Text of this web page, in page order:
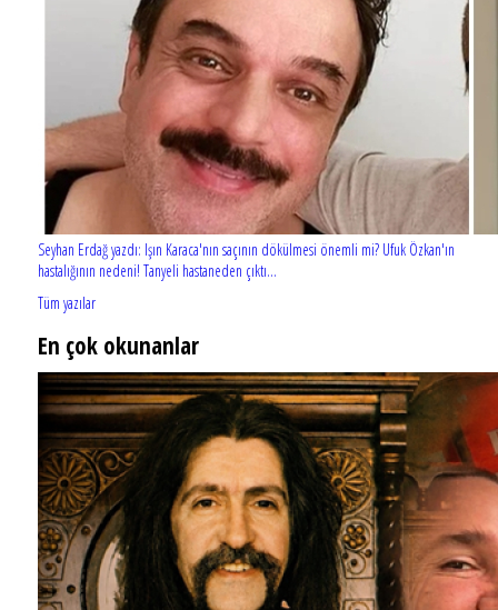
Seyhan Erdağ yazdı: Işın Karaca'nın saçının dökülmesi önemli mi? Ufuk Özkan'ın
hastalığının nedeni! Tanyeli hastaneden çıktı...
Tüm yazılar
En çok okunanlar